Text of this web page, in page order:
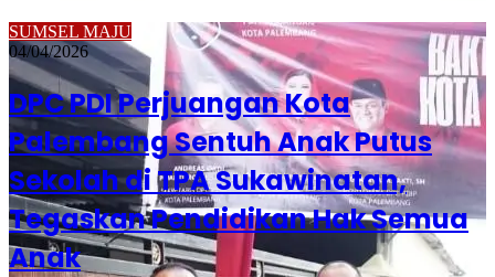
SUMSEL MAJU
04/04/2026
DPC PDI Perjuangan Kota
Palembang Sentuh Anak Putus
Sekolah di TPA Sukawinatan,
Tegaskan Pendidikan Hak Semua
Anak